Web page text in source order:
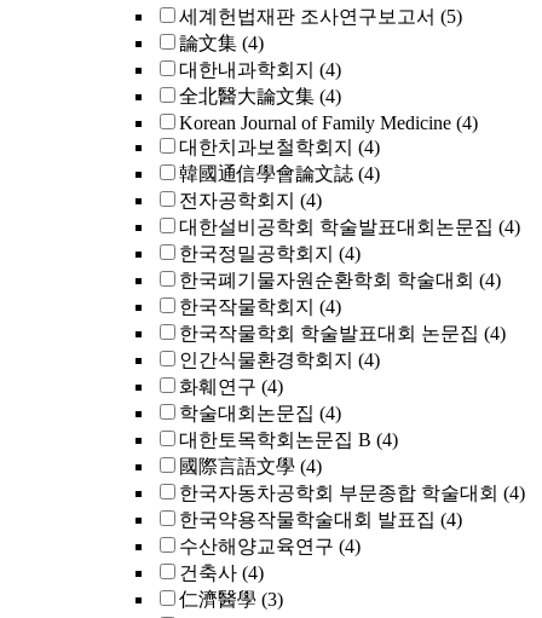
세계헌법재판 조사연구보고서 (5)
論文集 (4)
대한내과학회지 (4)
全北醫大論文集 (4)
Korean Journal of Family Medicine (4)
대한치과보철학회지 (4)
韓國通信學會論文誌 (4)
전자공학회지 (4)
대한설비공학회 학술발표대회논문집 (4)
한국정밀공학회지 (4)
한국폐기물자원순환학회 학술대회 (4)
한국작물학회지 (4)
한국작물학회 학술발표대회 논문집 (4)
인간식물환경학회지 (4)
화훼연구 (4)
학술대회논문집 (4)
대한토목학회논문집 B (4)
國際言語文學 (4)
한국자동차공학회 부문종합 학술대회 (4)
한국약용작물학술대회 발표집 (4)
수산해양교육연구 (4)
건축사 (4)
仁濟醫學 (3)